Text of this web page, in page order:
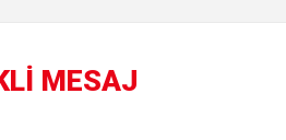
MESAJ